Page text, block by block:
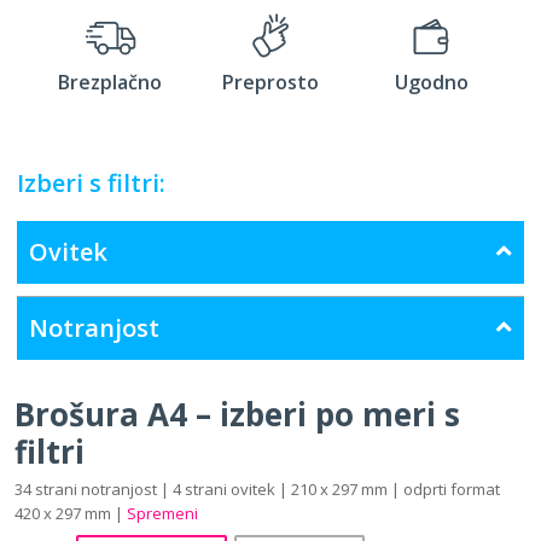
Brezplačno Preprosto Ugodno
Izberi s filtri:
Ovitek
Notranjost
Brošura A4 – izberi po meri s
filtri
34 strani notranjost | 4 strani ovitek | 210 x 297 mm | odprti format
420 x 297 mm | Spremeni